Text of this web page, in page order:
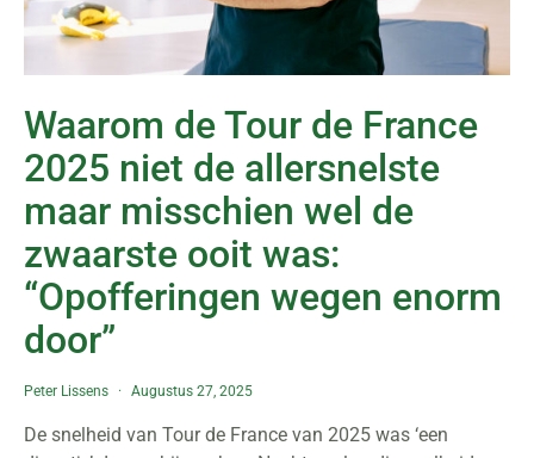
Waarom de Tour de France
2025 niet de allersnelste
maar misschien wel de
zwaarste ooit was:
“Opofferingen wegen enorm
door”
Peter Lissens Augustus 27, 2025
De snelheid van Tour de France van 2025 was ‘een